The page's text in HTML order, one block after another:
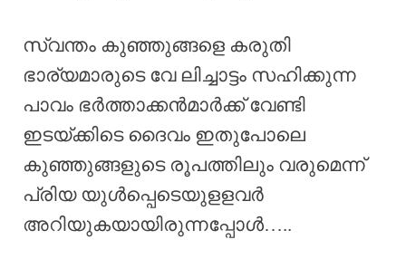
സ്വന്തം കുഞ്ഞുങ്ങളെ കരുതി
ഭാര്യമാരുടെ വേ ലിച്ചാട്ടം സഹിക്കുന്ന
പാവം ഭർത്താക്കൻമാർക്ക് വേണ്ടി
ഇടയ്ക്കിടെ ദൈവം ഇതുപോലെ
കുഞ്ഞുങ്ങളുടെ രൂപത്തിലും വരുമെന്ന്
പ്രിയ യുൾപ്പെടെയുളളവർ
അറിയുകയായിരുന്നപ്പോൾ…..